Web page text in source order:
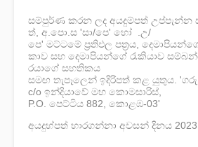
සම්පුර්ණ කරන ලද අයදුම්පත් උප්පැන්න
ත් අ පො ස 'සා/පෙ' හෝ .උ/
පෙ' මට්ටමේ ප්රතිඵල පත්රය
කාව සහ දෙමාපියන්ගේ රැකියාව
රයාගේ සහතිකය
සමඟ තැපෑලෙන් ඉදිරිපත් කළ යුතුය 'ගරු
c/o ඉන්දියාවේ මහ කොමසාරිස්
P.O. පෙට්ටිය 882, කොළඹ-03'
අයදුහ්පත් භාරගන්නා අවසන් දිනය 2023